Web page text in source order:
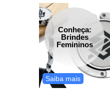
Conheça:
Brindes
Femininos
Saiba mais